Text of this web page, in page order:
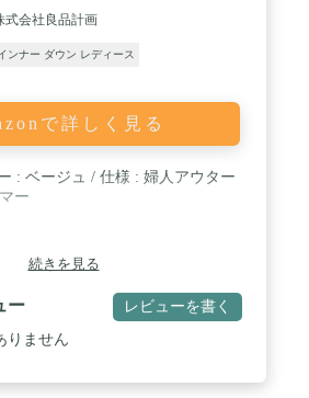
式会社良品計画
ンナー ダウン レディース
で詳しく見る
: ベージュ / 仕様 : 婦人アウター
ー
続きを見る
ー レビューを書く
りません